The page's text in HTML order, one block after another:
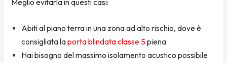
Meglio evitarla in questi casi:
Abiti al piano terra in una zona ad alto rischio, dove è
consigliata laporta blindata classe 5 piena
Hai bisogno del massimo isolamento acustico possibile